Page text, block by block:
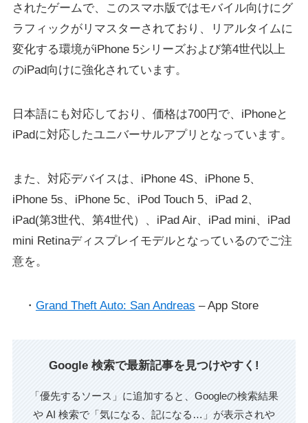
されたゲームで、このスマホ版ではモバイル向けにグ
ラフィックがリマスターされており、リアルタイムに
変化する環境がiPhone 5シリーズおよび第4世代以上
のiPad向けに強化されています。
日本語にも対応しており、価格は700円で、iPhoneと
iPadに対応したユニバーサルアプリとなっています。
また、対応デバイスは、iPhone 4S、iPhone 5、
iPhone 5s、iPhone 5c、iPod Touch 5、iPad 2、
iPad(第3世代、第4世代）、iPad Air、iPad mini、iPad
mini Retinaディスプレイモデルとなっているのでご注
意を。
・ Grand Theft Auto: San Andreas – App Store
Google 検索で最新記事を見つけやすく!
「優先するソース」に追加すると、Googleの検索結果
や AI 検索で「気になる、記になる…」が表示されや